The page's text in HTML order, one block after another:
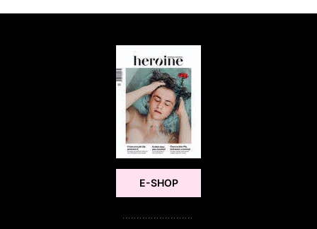
E-SHOP